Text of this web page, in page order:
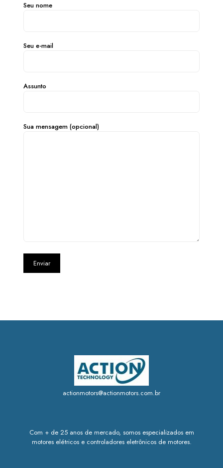
Seu nome
Seu e-mail
Assunto
Sua mensagem (opcional)
actionmotors@actionmotors.com.br
Com + de 25 anos de mercado, somos especializados em
motores elétricos e controladores eletrônicos de motores.